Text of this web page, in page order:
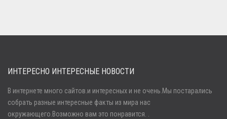
Войти
ИНТЕРЕСНО ИНТЕРЕСНЫЕ НОВОСТИ
В интернете много сайтов.и интересных и не очень.Мы постарались
собрать разные интересные факты из мира нас
окружающего.Возможно вам это понравится. .